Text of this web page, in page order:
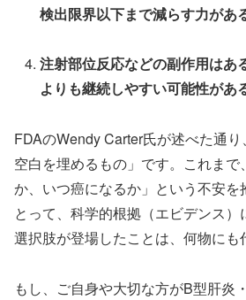
検出限界以下まで減らす力があ
注射部位反応などの副作用はあ
よりも継続しやすい可能性があ
FDAのWendy Carter氏が述べた通
空白を埋めるもの」です。これまで
か、いつ癌になるか」という不安を
とって、科学的根拠（エビデンス
選択肢が登場したことは、何物にも
もし、ご自身や大切な方がB型肝炎